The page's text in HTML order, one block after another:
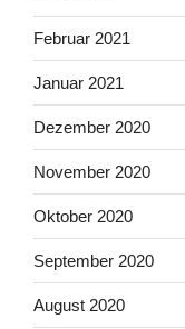
Februar 2021
Januar 2021
Dezember 2020
November 2020
Oktober 2020
September 2020
August 2020